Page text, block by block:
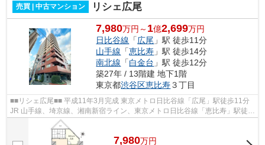
売買 | 中古マンション リシェ広尾
7,980万円～ 1億2,699万円
日比谷線 「広尾 」駅 徒歩11分
山手線 「恵比寿 」駅 徒歩14分
南北線 「白金台 」駅 徒歩12分
築27年 / 13階建 地下1階
東京都渋谷区恵比寿３丁目
■■リシェ広尾■■ 平成11年3月完成 東京メトロ日比谷線「広尾」駅徒歩11分
JR 山手線、埼京線、湘南新宿ライン、東京メトロ日比谷線「恵比寿」駅徒歩
14分 東京メトロ南北線、都営地下...
7,980万円